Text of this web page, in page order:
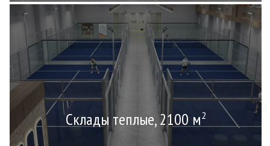
Склады теплые, 2100 м2